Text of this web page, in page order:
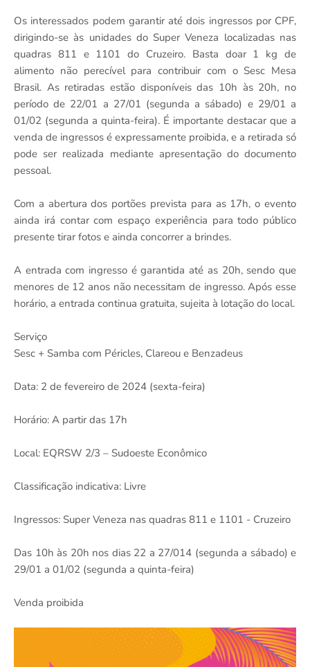
Os interessados podem garantir até dois ingressos por CPF,
dirigindo-se às unidades do Super Veneza localizadas nas
quadras 811 e 1101 do Cruzeiro. Basta doar 1 kg de
alimento não perecível para contribuir com o Sesc Mesa
Brasil. As retiradas estão disponíveis das 10h às 20h, no
período de 22/01 a 27/01 (segunda a sábado) e 29/01 a
01/02 (segunda a quinta-feira). É importante destacar que a
venda de ingressos é expressamente proibida, e a retirada só
pode ser realizada mediante apresentação do documento
pessoal.
Com a abertura dos portões prevista para as 17h, o evento
ainda irá contar com espaço experiência para todo público
presente tirar fotos e ainda concorrer a brindes.
A entrada com ingresso é garantida até as 20h, sendo que
menores de 12 anos não necessitam de ingresso. Após esse
horário, a entrada continua gratuita, sujeita à lotação do local.
Serviço
Sesc + Samba com Péricles, Clareou e Benzadeus
Data: 2 de fevereiro de 2024 (sexta-feira)
Horário: A partir das 17h
Local: EQRSW 2/3 – Sudoeste Econômico
Classificação indicativa: Livre
Ingressos: Super Veneza nas quadras 811 e 1101 - Cruzeiro
Das 10h às 20h nos dias 22 a 27/014 (segunda a sábado) e
29/01 a 01/02 (segunda a quinta-feira)
Venda proibida